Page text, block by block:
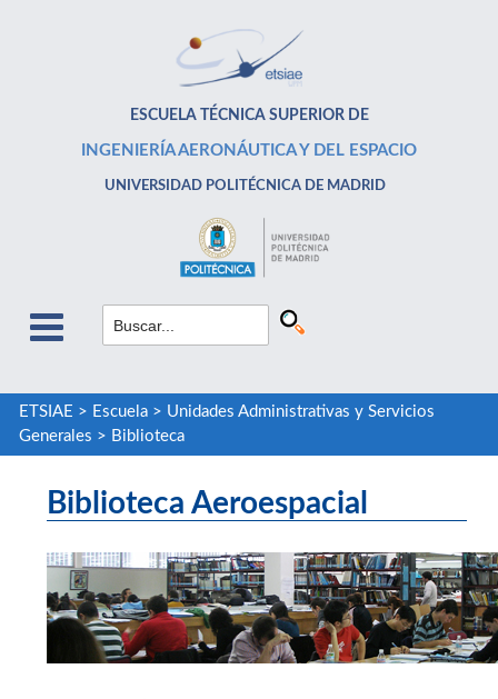
ESCUELA TÉCNICA SUPERIOR DE
INGENIERÍA AERONÁUTICA Y DEL ESPACIO
UNIVERSIDAD POLITÉCNICA DE MADRID
ETSIAE > Escuela> Unidades Administrativas y Servicios
Generales > Biblioteca
Biblioteca Aeroespacial